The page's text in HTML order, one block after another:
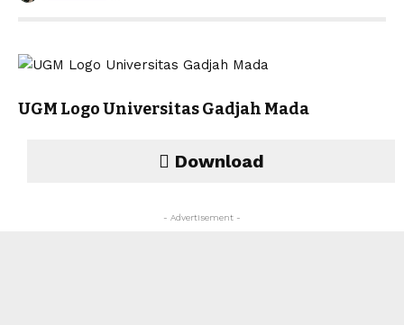
UGM Logo Universitas Gadjah Mada
Download
- Advertisement -